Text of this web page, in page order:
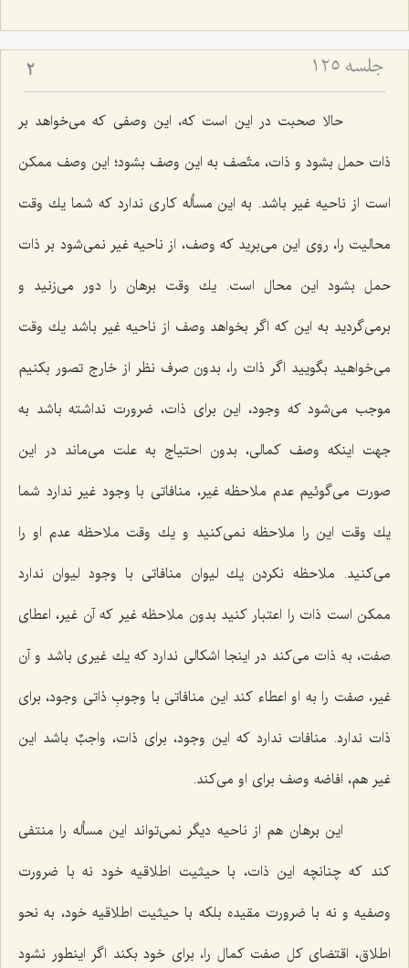
جلسه ۱۲۵ 2
حالا صحبت در این است كه، این وصفى كه مى‌خواهد بر
ذات حمل بشود و ذات، متّصف به این وصف بشود؛ این وصف ممكن
است از ناحیه غیر باشد. به این مسأله كارى ندارد كه شما یك وقت
محالیت را، روى این مى‌برید كه وصف، از ناحیه غیر نمى‌شود بر ذات
حمل بشود این محال است. یك وقت برهان را دور مى‌زنید و
برمى‌گردید به این كه اگر بخواهد وصف از ناحیه غیر باشد یك وقت
مى‌خواهید بگویید اگر ذات را، بدون صرف نظر از خارج تصور بكنیم
موجب مى‌شود كه وجود، این براى ذات، ضرورت نداشته باشد به
جهت اینكه وصف كمالى، بدون احتیاج به علت مى‌ماند در این
صورت مى‌گوئیم عدم ملاحظه غیر، منافاتى با وجود غیر ندارد شما
یك وقت این را ملاحظه نمى‌كنید و یك وقت ملاحظه عدم او را
مى‌كنید. ملاحظه نكردن یك لیوان منافاتى با وجود لیوان ندارد
ممكن است ذات را اعتبار كنید بدون ملاحظه غیر كه آن غیر، اعطاى
صفت، به ذات مى‌كند در اینجا اشكالى ندارد كه یك غیرى باشد و آن
غیر، صفت را به او اعطاء كند این منافاتى با وجوبِ ذاتى وجود، براى
ذات ندارد. منافات ندارد كه این وجود، براى ذات، واجبٌ باشد این
غیر هم، افاضه وصف براى او مى‌كند.
این برهان هم از ناحیه دیگر نمى‌تواند این مسأله را منتفى
كند كه چنانچه این ذات، با حیثیت اطلاقیه خود نه با ضرورت
وصفیه و نه با ضرورت مقیده بلكه با حیثیت اطلاقیه خود، به نحو
اطلاق، اقتضاى كل صفت كمال را، براى خود بكند اگر اینطور نشود